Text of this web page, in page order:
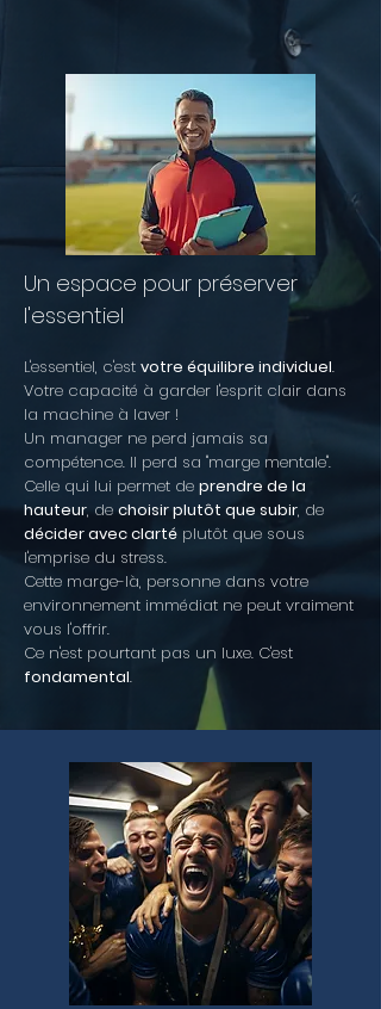
Un espace pour préserver
l'essentiel
L'essentiel, c'est votre équilibre individuel.
Votre capacité à garder l'esprit clair dans
la machine à laver !
Un manager ne perd jamais sa
compétence. Il perd sa "marge mentale".
Celle qui lui permet de prendre de la
hauteur, de choisir plutôt que subir, de
décider avec clarté plutôt que sous
l'emprise du stress.
Cette marge-là, personne dans votre
environnement immédiat ne peut vraiment
vous l'offrir.
Ce n'est pourtant pas un luxe. C'est
fondamental.